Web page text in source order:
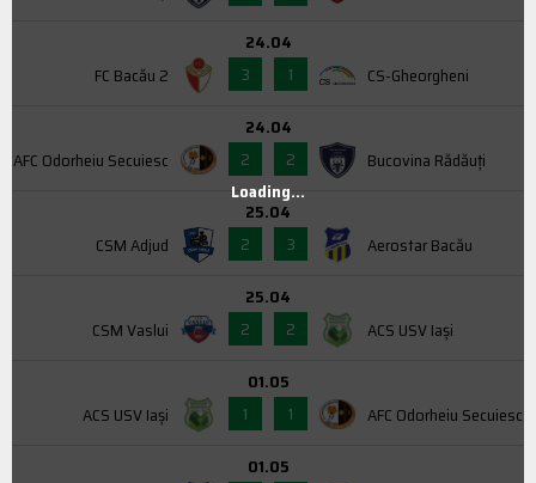
FC Bacău 2
24.04
3
1 CS-Gheorgheni
AFC Odorheiu Secuiesc
24.04
2
2 Bucovina Rădăuți
CSM Adjud
25.04
2
3 Aerostar Bacău
CSM Vaslui
25.04
2
2 ACS USV Iaşi
ACS USV Iaşi
01.05
1
1 AFC Odorheiu Secuiesc
01.05
Loading...